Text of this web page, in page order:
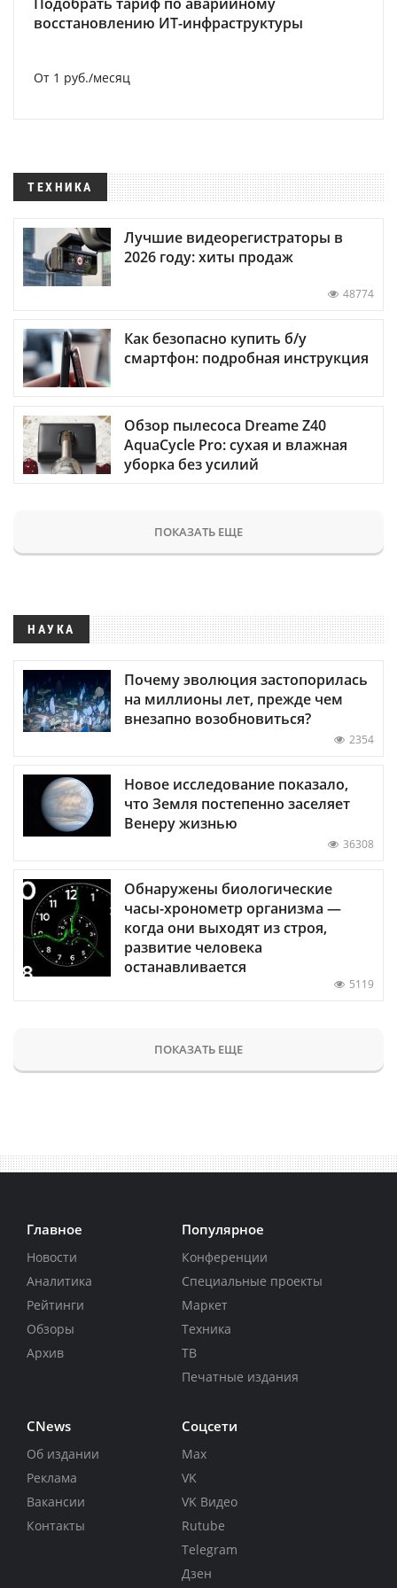
восстановлению ИТ-инфраструктуры
От 1 руб./месяц
ТЕХНИКА
Лучшие видеорегистраторы в
2026 году: хиты продаж
48774
Как безопасно купить б/у
смартфон: подробная инструкция
Обзор пылесоса Dreame Z40
AquaCycle Pro: сухая и влажная
уборка без усилий
ПОКАЗАТЬ ЕЩЕ
НАУКА
Почему эволюция застопорилась
на миллионы лет, прежде чем
внезапно возобновиться?
2354
Новое исследование показало,
что Земля постепенно заселяет
Венеру жизнью
36308
Обнаружены биологические
часы-хронометр организма —
когда они выходят из строя,
развитие человека
останавливается
5119
ПОКАЗАТЬ ЕЩЕ
Главное
Новости
Аналитика
Рейтинги
Обзоры
Архив
Популярное
Конференции
Специальные проекты
Маркет
Техника
ТВ
Печатные издания
CNews
Об издании
Реклама
Вакансии
Контакты
Соцсети
Max
VK
VK Видео
Rutube
Telegram
Дзен